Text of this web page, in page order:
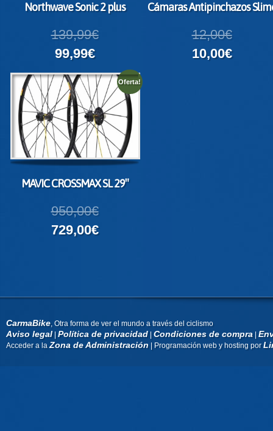
Northwave Sonic 2 plus
139,99€
99,99€
Cámaras Antipinchazos
12,00€
10,00€
Oferta!
MAVIC CROSSMAX SL 29″
950,00€
729,00€
CarmaBike, Otra forma de ver el mundo a través del ciclismo
Aviso legal|Política de privacidad|Condiciones de compra|
Acceder a laZona de Administración| Programación web y hosting por